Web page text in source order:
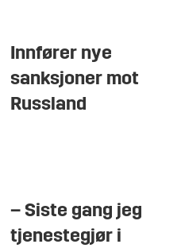
Innfører nye
sanksjoner mot
Russland
– Siste gang jeg
tjenestegjør i